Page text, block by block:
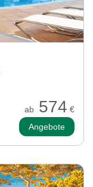
ab 574 €
Angebote